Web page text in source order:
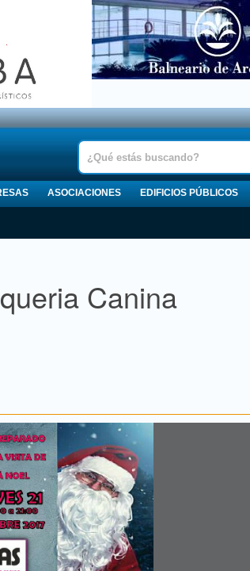
ASOCIACIONES EDIFICIOS PÚBLICOS
Canina